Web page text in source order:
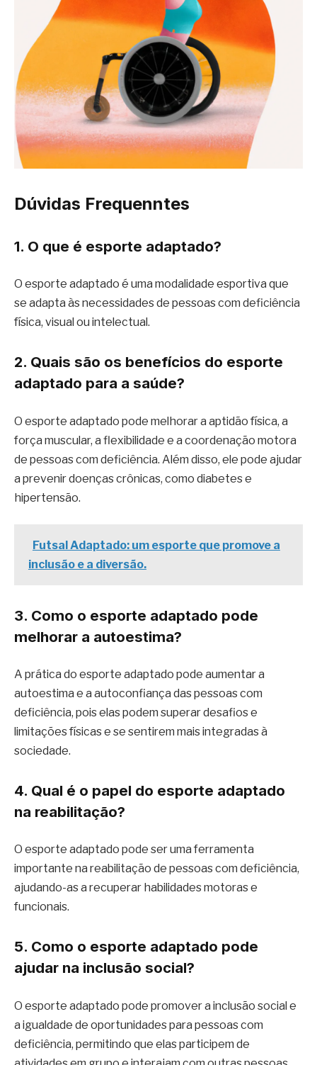
Dúvidas Frequenntes
1. O que é esporte adaptado?
O esporte adaptado é uma modalidade esportiva que
se adapta às necessidades de pessoas com deficiência
física, visual ou intelectual.
2. Quais são os benefícios do esporte
adaptado para a saúde?
O esporte adaptado pode melhorar a aptidão física, a
força muscular, a flexibilidade e a coordenação motora
de pessoas com deficiência. Além disso, ele pode ajudar
a prevenir doenças crônicas, como diabetes e
hipertensão.
Futsal Adaptado: um esporte que promove a
inclusão e a diversão.
3. Como o esporte adaptado pode
melhorar a autoestima?
A prática do esporte adaptado pode aumentar a
autoestima e a autoconfiança das pessoas com
deficiência, pois elas podem superar desafios e
limitações físicas e se sentirem mais integradas à
sociedade.
4. Qual é o papel do esporte adaptado
na reabilitação?
O esporte adaptado pode ser uma ferramenta
importante na reabilitação de pessoas com deficiência,
ajudando-as a recuperar habilidades motoras e
funcionais.
5. Como o esporte adaptado pode
ajudar na inclusão social?
O esporte adaptado pode promover a inclusão social e
a igualdade de oportunidades para pessoas com
deficiência, permitindo que elas participem de